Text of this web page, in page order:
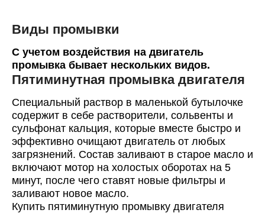
Виды промывки
С учетом воздействия на двигатель
промывка бывает нескольких видов.
Пятиминутная промывка двигателя
Специальный раствор в маленькой бутылочке
содержит в себе растворители, сольвенты и
сульфонат кальция, которые вместе быстро и
эффективно очищают двигатель от любых
загрязнений. Состав заливают в старое масло и
включают мотор на холостых оборотах на 5
минут, после чего ставят новые фильтры и
заливают новое масло.
Купить пятиминутную промывку двигателя